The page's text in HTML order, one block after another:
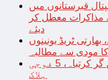
قبرستانوں میں
مذاکرات معطل کر
دیئے
ٹریڈ یونینوں
کا مودی سے مطالبہ
امریکی جنگی طیارہ بحیرہ روم میں گر کرتباہ، 5 فوجی
ہلاک